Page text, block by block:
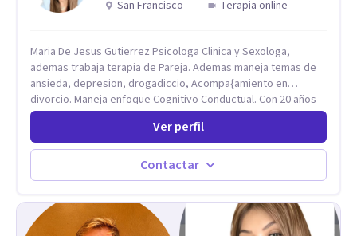
proceso terapéutico es único y requiere una mirada
San Francisco
Terapia online
Maria De Jesus Gutierrez Psicologa Clinica y Sexologa,
ademas trabaja terapia de Pareja. Ademas maneja temas de
ansieda, depresion, drogadiccio, Acompa{amiento en
divorcio. Maneja enfoque Cognitivo Conductual. Con 20 años
de experiencia, constantemente capacitandose en las
diferntes areas de la Salud Mental.
Ver perfil
Contactar